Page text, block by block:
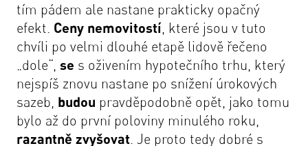
tím pádem ale nastane prakticky opačný
efekt. Ceny nemovitostí, které jsou v tuto
chvíli po velmi dlouhé etapě lidově řečeno
„dole“, se s oživením hypotečního trhu, který
nejspíš znovu nastane po snížení úrokových
sazeb, budou pravděpodobně opět, jako tomu
bylo až do první poloviny minulého roku,
razantně zvyšovat. Je proto tedy dobré s